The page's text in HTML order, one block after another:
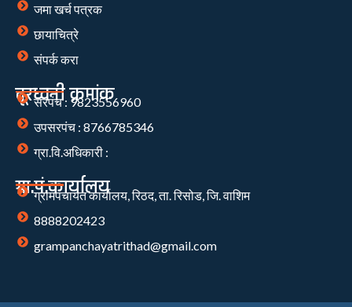
जमा खर्च पत्रक
छायाचित्रे
संपर्क करा
दूरध्वनी क्रमांक
सरपंच : 9823556960
उपसरपंच : 8766785346
ग्रा.वि.अधिकारी :
ग्रा.पं.कार्यालय
ग्रामपंचायत कार्यालय, रिठद, ता. रिसोड, जि. वाशिम
8888202423
grampanchayatrithad@gmail.com